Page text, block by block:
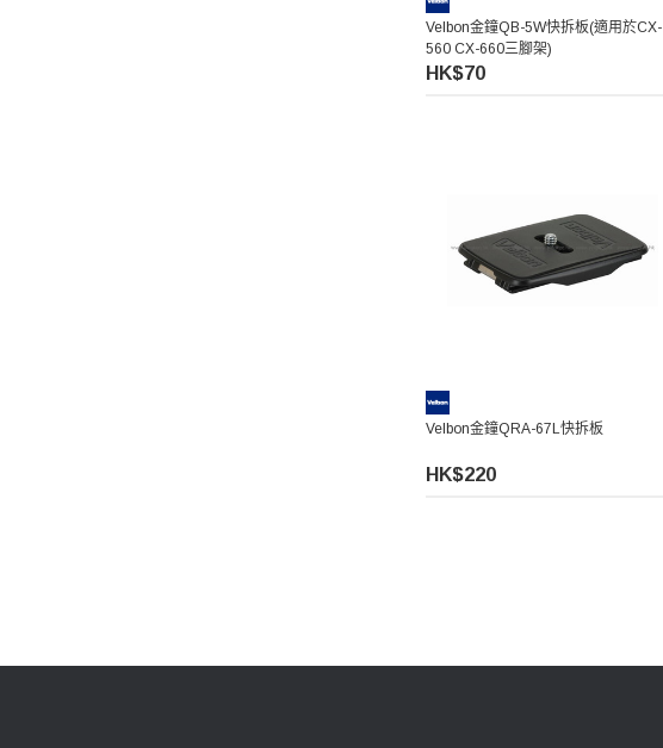
Velbon金鐘QB-5W快拆板(適用於CX-
560 CX-660三腳架)
HK$70
Velbon金鐘QRA-67L快拆板
HK$220